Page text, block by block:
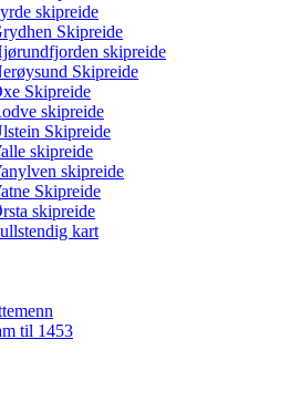
skipreide
Skipreide
skipreide
Skipreide
Skipreide
skipreide
Skipreide
skipreide
skipreide
Skipreide
skipreide
kart
til 1453